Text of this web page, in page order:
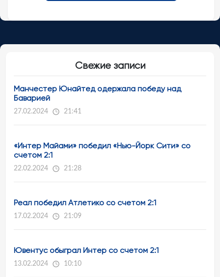
Свежие записи
Манчестер Юнайтед одержала победу над
Баварией
27.02.2024 21:41
«Интер Майами» победил «Нью-Йорк Сити» со
счетом 2:1
22.02.2024 21:28
Реал победил Атлетико со счетом 2:1
17.02.2024 21:09
Ювентус обыграл Интер со счетом 2:1
13.02.2024 10:10